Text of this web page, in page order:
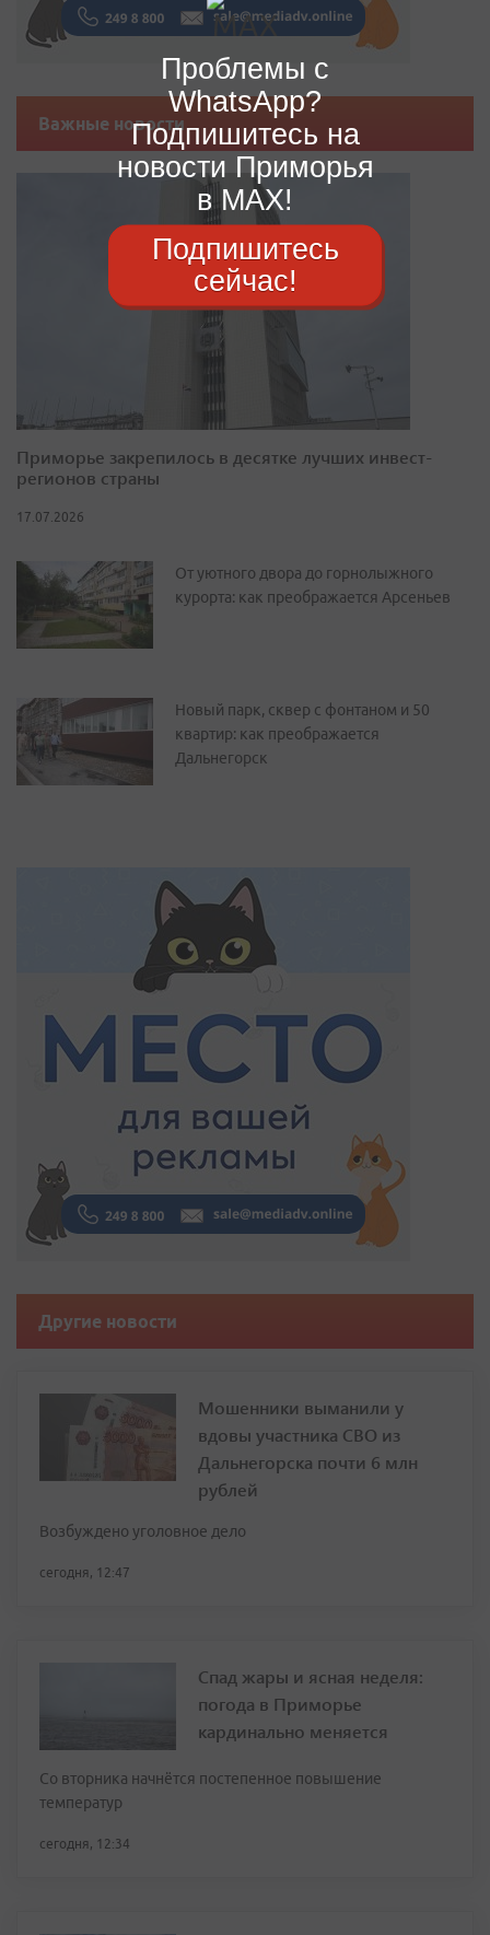
Важные новости
Приморье закрепилось в десятке лучших инвест-
регионов страны
17.07.2026
От уютного двора до горнолыжного
курорта: как преображается Арсеньев
Новый парк, сквер с фонтаном и 50
квартир: как преображается
Дальнегорск
Другие новости
Мошенники выманили у
вдовы участника СВО из
Дальнегорска почти 6 млн
рублей
Возбуждено уголовное дело
сегодня, 12:47
Спад жары и ясная неделя:
погода в Приморье
кардинально меняется
Со вторника начнётся постепенное повышение
температур
сегодня, 12:34
Проблемы с
WhatsApp?
Подпишитесь на
новости Приморья
в MAX!
Подпишитесь
сейчас!